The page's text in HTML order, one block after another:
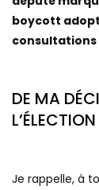
boycott
consultations
DE MA
Je rappelle, à